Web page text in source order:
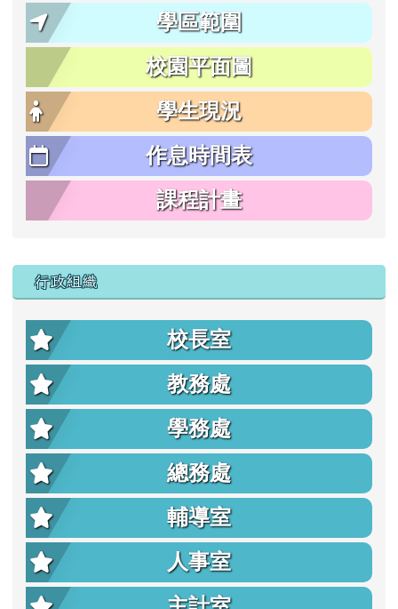
學區範圍
校園平面圖
學生現況
作息時間表
課程計畫
行政組織
校長室
教務處
學務處
總務處
輔導室
人事室